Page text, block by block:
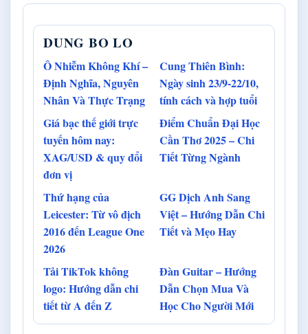
DUNG BO LO
Ô Nhiễm Không Khí –
Định Nghĩa, Nguyên
Nhân Và Thực Trạng
Cung Thiên Bình:
Ngày sinh 23/9-22/10,
tính cách và hợp tuổi
Giá bạc thế giới trực
tuyến hôm nay:
XAG/USD & quy đổi
đơn vị
Điểm Chuẩn Đại Học
Cần Thơ 2025 – Chi
Tiết Từng Ngành
Thứ hạng của
Leicester: Từ vô địch
2016 đến League One
2026
GG Dịch Anh Sang
Việt – Hướng Dẫn Chi
Tiết và Mẹo Hay
Tải TikTok không
logo: Hướng dẫn chi
tiết từ A đến Z
Đàn Guitar – Hướng
Dẫn Chọn Mua Và
Học Cho Người Mới